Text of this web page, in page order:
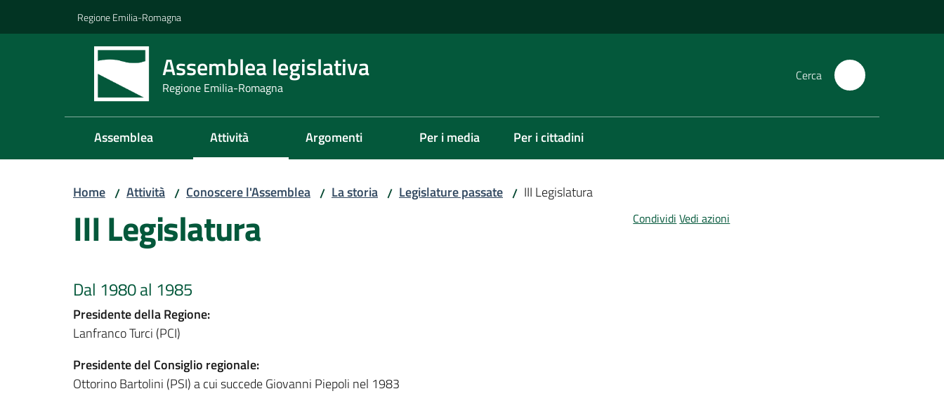
Regione Emilia-Romagna
Assemblea legislativa
Regione Emilia-Romagna
Cerca
Assemblea Attività Argomenti Per i media Per i cittadini
Home / Attività / Conoscere l'Assemblea / La storia / Legislature passate / III Legislatura
III Legislatura Condividi Vedi azioni
Dal 1980 al 1985
Presidente della Regione:
Lanfranco Turci (PCI)
Presidente del Consiglio regionale:
Ottorino Bartolini (PSI) a cui succede Giovanni Piepoli nel 1983